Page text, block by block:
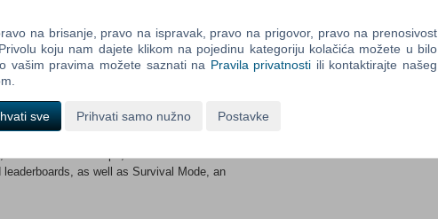
with the epic sequel to multiple “Game of the
world’s darkest hour, are you willing to do
only Call of Duty can deliver. The definitive
loaded with new maps, modes and features. Co-
as well as Survival Mode, an
Two
Newsletter
na brisanje, pravo na ispravak, pravo na prigovor, pravo na prenosivost
koju nam dajete klikom na pojedinu kategoriju kolačića možete u bilo
vašim pravima možete saznati na Pravila privatnosti ili kontaktirajte našeg
sve Prihvati samo nužno Postavke